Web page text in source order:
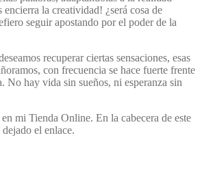
encierra la creatividad! ¿será cosa de
seguir apostando por el poder de la
recuperar ciertas sensaciones, esas
con frecuencia se hace fuerte frente
No hay vida sin sueños, ni esperanza sin
mi Tienda Online. En la cabecera de este
el enlace.